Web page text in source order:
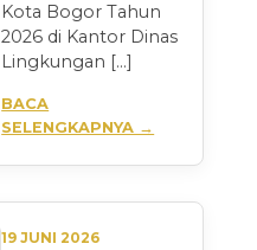
Kota Bogor Tahun
2026 di Kantor Dinas
Lingkungan […]
BACA
SELENGKAPNYA →
19 JUNI 2026